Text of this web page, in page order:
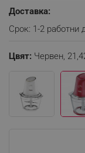
Доставка:
Срок: 1-2 работни
Цвят: Червен,